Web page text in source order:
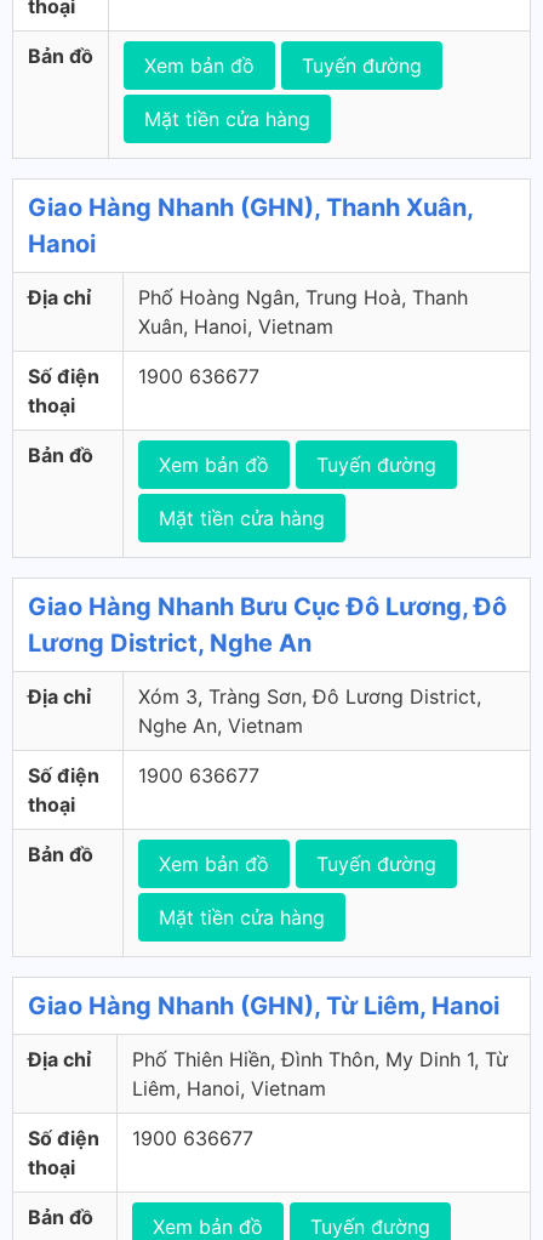
thoại
Bản đồ Xem bản đồ Tuyến đường
Mặt tiền cửa hàng
Giao Hàng Nhanh (GHN), Thanh Xuân,
Hanoi
Địa chỉ
Phố Hoàng Ngân, Trung Hoà, Thanh
Xuân, Hanoi, Vietnam
Số điện
thoại
1900 636677
Bản đồ Xem bản đồ Tuyến đường
Mặt tiền cửa hàng
Giao Hàng Nhanh Bưu Cục Đô Lương, Đô
Lương District, Nghe An
Địa chỉ
Xóm 3, Tràng Sơn, Đô Lương District,
Nghe An, Vietnam
Số điện
thoại
1900 636677
Bản đồ Xem bản đồ Tuyến đường
Mặt tiền cửa hàng
Giao Hàng Nhanh (GHN), Từ Liêm, Hanoi
Địa chỉ
Phố Thiên Hiền, Đình Thôn, My Dinh 1, Từ
Liêm, Hanoi, Vietnam
Số điện
thoại
1900 636677
Bản đồ Xem bản đồ Tuyến đường